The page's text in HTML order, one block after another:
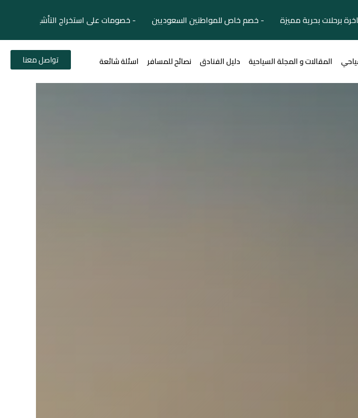
برحلات بحرية مميزة - خصم خاص للمواطنين السعوديين - خصومات على استخراج التأشيرات
المقالات و المجلة السياحية دليل الفنادق نصائح للمسافر اسئلة شائعة تواصل معنا